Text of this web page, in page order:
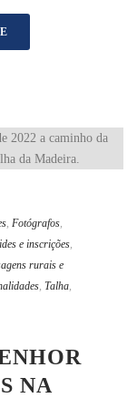
, Fotógrafos,
e inscrições,
rurais e
, Talha,
NA